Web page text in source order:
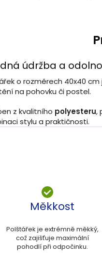
údržba a
o rozměrech 40x40
na pohovku či postel.
z kvalitního polyesteru,
stylu a praktičnosti.
Měkkost
Polštářek je extrémně měkký,
což zajišťuje maximální
pohodlí při odpočinku.